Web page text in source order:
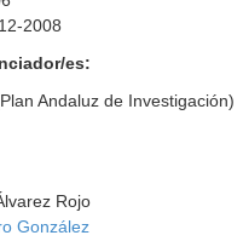
2008
es:
Andaluz de Investigación)
Rojo
González